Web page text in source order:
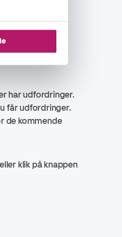
har udfordringer.
får udfordringer.
de kommende
klik på knappen